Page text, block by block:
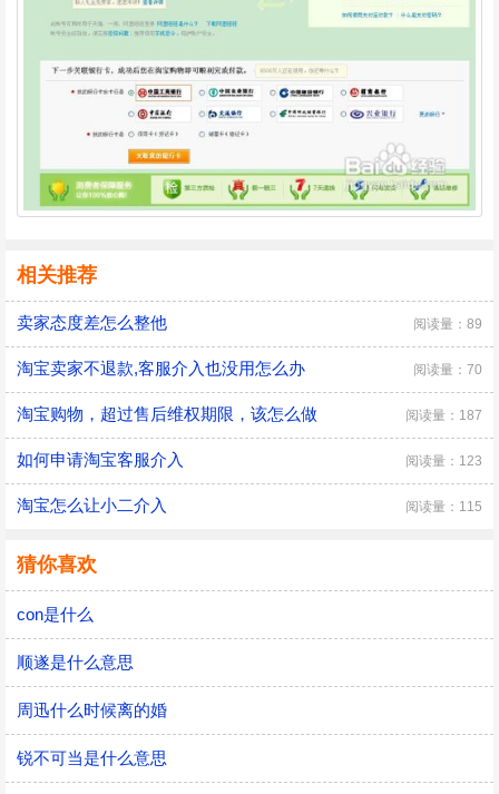
相关推荐
卖家态度差怎么整他 阅读量：89
淘宝卖家不退款,客服介入也没用怎么办 阅读量：70
淘宝购物，超过售后维权期限，该怎么做 阅读量：187
如何申请淘宝客服介入 阅读量：123
淘宝怎么让小二介入 阅读量：115
猜你喜欢
con是什么
顺遂是什么意思
周迅什么时候离的婚
锐不可当是什么意思